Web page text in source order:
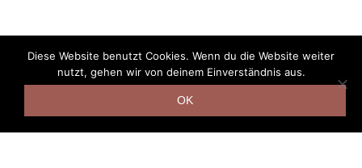
Diese Website benutzt Cookies. Wenn du die Website weiter
nutzt, gehen wir von deinem Einverständnis aus.
OK